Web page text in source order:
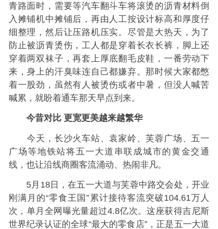
青路面时，需要等汽车翻斗车将滚烫的沥青材料倒
入摊铺机中摊铺后，再由人工按设计标高和厚度仔
细整理，然后让压路机压实。尽管是大热天，为了
防止被沥青烫伤，工人都是穿着长衣长裤，脚上还
穿着两双袜子，再套上厚底翻毛皮鞋，一番劳动下
来，身上的汗臭味连自己都嫌弃。那时候大家都憋
着一股劲，虽然有人被烫伤或者中暑，但没人喊苦
喊累，就盼着通车那天早点到来。
今昔对比 更宽更美越来越繁华
今天，长沙火车站、袁家岭、芙蓉广场、五一
广场等地铁站将五一大道串联成城市的黄金交通
线，也让沿线商圈客流涌动、热闹非凡。
5月18日，在五一大道与芙蓉中路交会处，开业
刚满月的“零食王国”累计接待客流突破104.61万人
次，单月全网曝光量超过4.8亿次。这座获得吉尼斯
世界纪录认证的全球“最大的零食店”，正是五一大道